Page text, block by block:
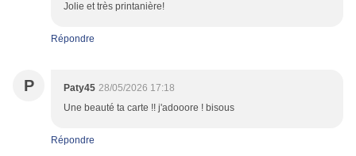
Jolie et très printanière!
Répondre
P Paty45 28/05/2026 17:18
Une beauté ta carte !! j'adooore ! bisous
Répondre